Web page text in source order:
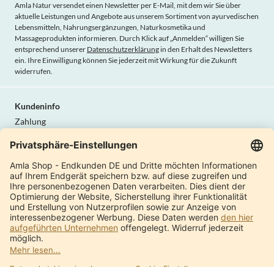
Amla Natur versendet einen Newsletter per E-Mail, mit dem wir Sie über
aktuelle Leistungen und Angebote aus unserem Sortiment von ayurvedischen
Lebensmitteln, Nahrungsergänzungen, Naturkosmetika und
Massageprodukten informieren. Durch Klick auf „Anmelden“ willigen Sie
entsprechend unserer Datenschutzerklärung in den Erhalt des Newsletters
ein. Ihre Einwilligung können Sie jederzeit mit Wirkung für die Zukunft
widerrufen.
Kundeninfo
Zahlung
AGB
Widerrufsrecht
Datenschutz
Vertrag widerrufen
Amla Natur
Produktkatalog
Über uns
Internationale Shops